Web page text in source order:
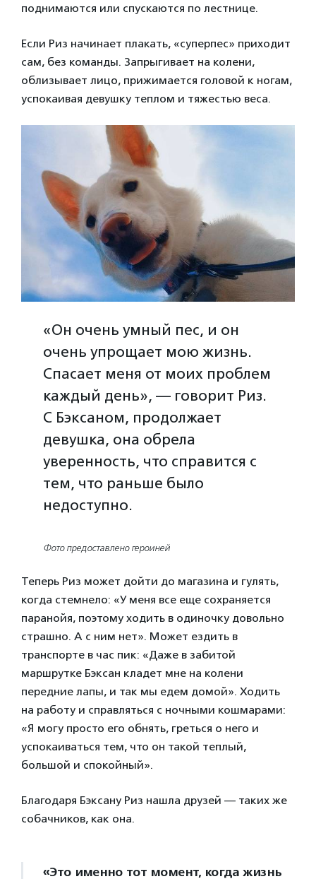
поднимаются или спускаются по лестнице.
Если Риз начинает плакать, «суперпес» приходит
сам, без команды. Запрыгивает на колени,
облизывает лицо, прижимается головой к ногам,
успокаивая девушку теплом и тяжестью веса.
«Он очень умный пес, и он
очень упрощает мою жизнь.
Спасает меня от моих проблем
каждый день», — говорит Риз.
С Бэксаном, продолжает
девушка, она обрела
уверенность, что справится с
тем, что раньше было
недоступно.
Фото предоставлено героиней
Теперь Риз может дойти до магазина и гулять,
когда стемнело: «У меня все еще сохраняется
паранойя, поэтому ходить в одиночку довольно
страшно. А с ним нет». Может ездить в
транспорте в час пик: «Даже в забитой
маршрутке Бэксан кладет мне на колени
передние лапы, и так мы едем домой». Ходить
на работу и справляться с ночными кошмарами:
«Я могу просто его обнять, греться о него и
успокаиваться тем, что он такой теплый,
большой и спокойный».
Благодаря Бэксану Риз нашла друзей — таких же
собачников, как она.
«Это именно тот момент, когда жизнь